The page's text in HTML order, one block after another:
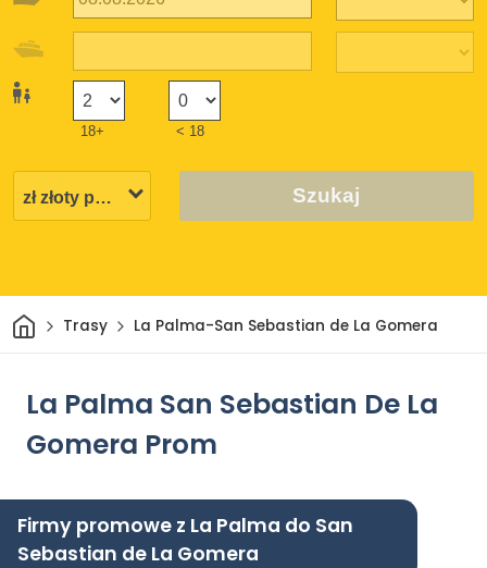
18+ < 18
Szukaj
DomTrasy La Palma-San Sebastian de La Gomera
La Palma San Sebastian De La
Gomera Prom
Firmy promowe z La Palma do San
Sebastian de La Gomera